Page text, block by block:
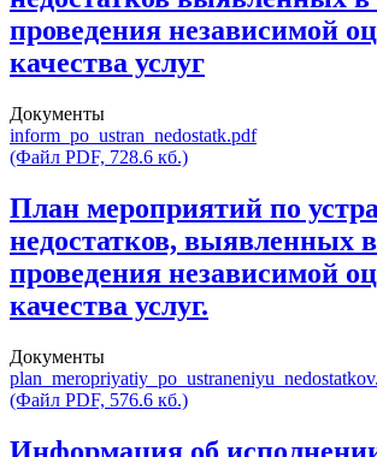
проведения независимой
качества услуг
Документы
inform_po_ustran_nedostatk.pdf
(Файл PDF, 728.6 кб.)
План мероприятий по
недостатков, выявленных в
проведения независимой
качества услуг.
Документы
(Файл PDF, 576.6 кб.)